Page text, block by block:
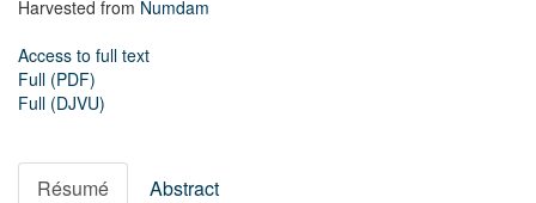
Harvested from Numdam
Access to full text
Full (PDF)
Full (DJVU)
Résumé Abstract